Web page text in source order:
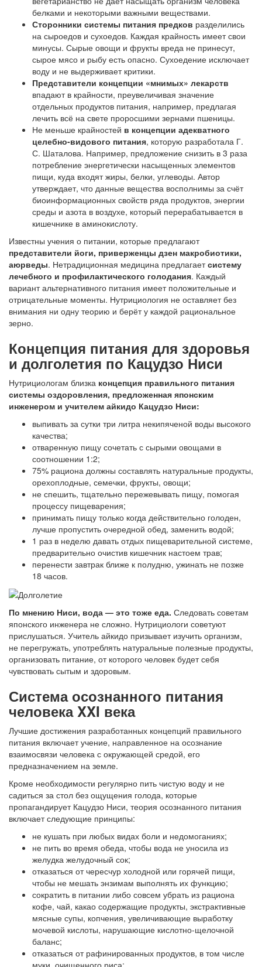
белками и некоторыми важными веществами.
Сторонники системы питания предков разделились
на сыроедов и сухоедов. Каждая крайность имеет свои
минусы. Сырые овощи и фрукты вреда не принесут,
сырое мясо и рыбу есть опасно. Сухоедение исключает
воду и не выдерживает критики.
Представители концепции «мнимых» лекарств
впадают в крайности, преувеличивая значение
отдельных продуктов питания, например, предлагая
лечить всё на свете проросшими зернами пшеницы.
Не меньше крайностей в концепции адекватного
целебно-видового питания, которую разработала Г.
С. Шаталова. Например, предложение снизить в 3 раза
потребление энергетически насыщенных элементов
пищи, куда входят жиры, белки, углеводы. Автор
утверждает, что данные вещества восполнимы за счёт
биоинформационных свойств ряда продуктов, энергии
среды и азота в воздухе, который перерабатывается в
кишечнике в аминокислоту.
Известны учения о питании, которые предлагают
представители йоги, приверженцы дзен макробиотики,
аюрведы. Нетрадиционная медицина предлагаетсистему
лечебного и профилактического голодания. Каждый
вариант альтернативного питания имеет положительные и
отрицательные моменты. Нутрициология не оставляет без
внимания ни одну теорию и берёт у каждой рациональное
зерно.
Концепция питания для здоровья
и долголетия по Кацудзо Ниси
Нутрициологам близка концепция правильного питания
системы оздоровления, предложенная японским
инженером и учителем айкидо Кацудзо Ниси:
выпивать за сутки три литра некипяченой воды высокого
качества;
отваренную пищу сочетать с сырыми овощами в
соотношении 1:2;
75% рациона должны составлять натуральные продукты,
орехоплодные, семечки, фрукты, овощи;
не спешить, тщательно пережевывать пищу, помогая
процессу пищеварения;
принимать пищу только когда действительно голоден,
лучше пропустить очередной обед, заменить водой;
1 раз в неделю давать отдых пищеварительной системе,
предварительно очистив кишечник настоем трав;
перенести завтрак ближе к полудню, ужинать не позже
18 часов.
По мнению Ниси, вода — это тоже еда. Следовать советам
японского инженера не сложно. Нутрициологи советуют
прислушаться. Учитель айкидо призывает изучить организм,
не перегружать, употреблять натуральные полезные продукты,
организовать питание, от которого человек будет себя
чувствовать сытым и здоровым.
Система осознанного питания
человека XXI века
Лучшие достижения разработанных концепций правильного
питания включает учение, направленное на осознание
взаимосвязи человека с окружающей средой, его
предназначением на земле.
Кроме необходимости регулярно пить чистую воду и не
садиться за стол без ощущения голода, которые
пропагандирует Кацудзо Ниси, теория осознанного питания
включает следующие принципы:
не кушать при любых видах боли и недомоганиях;
не пить во время обеда, чтобы вода не уносила из
желудка желудочный сок;
отказаться от чересчур холодной или горячей пищи,
чтобы не мешать энзимам выполнять их функцию;
сократить в питании либо совсем убрать из рациона
кофе, чай, какао содержащие продукты, экстрактивные
мясные супы, копчения, увеличивающие выработку
мочевой кислоты, нарушающие кислотно-щелочной
баланс;
отказаться от рафинированных продуктов, в том числе
муки, очищенного риса;